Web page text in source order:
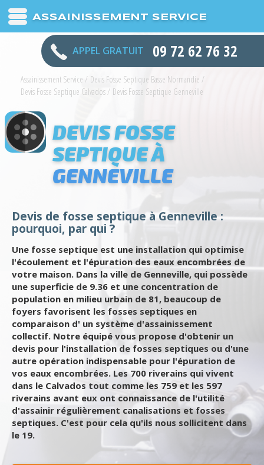
ASSAINISSEMENT SERVICE
APPEL GRATUIT 09 72 62 76 32
Assainissement Service / Devis Fosse Septique Basse Normandie /
Devis Fosse Septique Calvados/ Devis Fosse Septique Genneville
DEVIS FOSSE
SEPTIQUE À
GENNEVILLE
Devis de fosse septique à Genneville :
pourquoi, par qui ?
Une fosse septique est une installation qui optimise
l'écoulement et l'épuration des eaux encombrées de
votre maison. Dans la ville de Genneville, qui possède
une superficie de 9.36 et une concentration de
population en milieu urbain de 81, beaucoup de
foyers favorisent les fosses septiques en
comparaison d' un système d'assainissement
collectif. Notre équipé vous propose d'obtenir un
devis pour l'installation de fosses septiques ou d'une
autre opération indispensable pour l'épuration de
vos eaux encombrées. Les 700 riverains qui vivent
dans le Calvados tout comme les 759 et les 597
riverains avant eux ont connaissance de l'utilité
d'assainir régulièrement canalisations et fosses
septiques. C'est pour cela qu'ils nous sollicitent dans
le 19.